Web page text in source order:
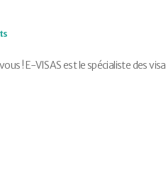
! E-VISAS est le spécialiste des